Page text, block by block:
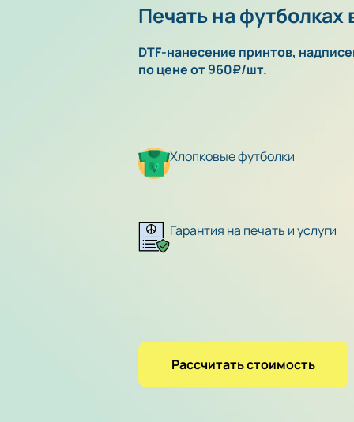
Печать на футболках
DTF-нанесение принтов,
по цене от 960₽/шт.
Хлопковые футболки
Гарантия на печать и услуги
Рассчитать стоимость